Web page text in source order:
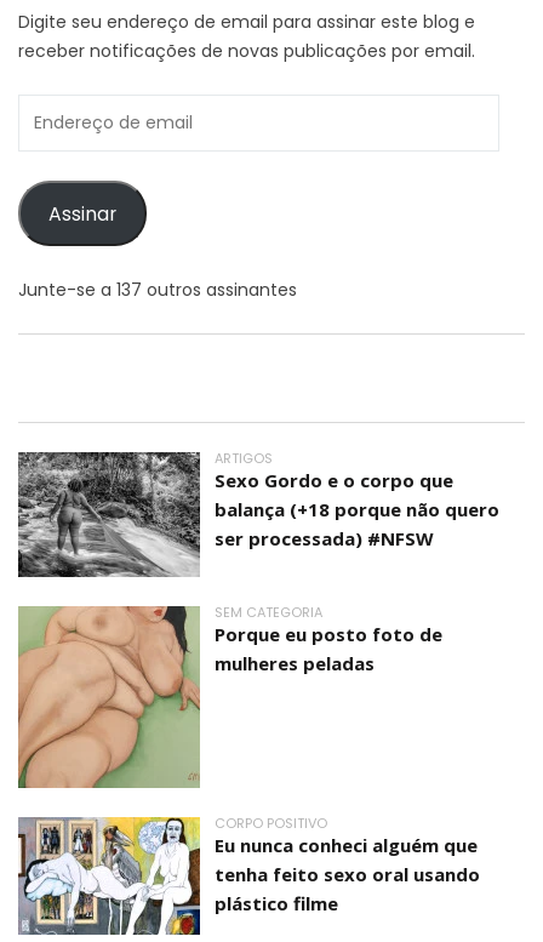
Digite seu endereço de email para assinar este blog e
receber notificações de novas publicações por email.
Assinar
Junte-se a 137 outros assinantes
ARTIGOS
Sexo Gordo e o corpo que
balança (+18 porque não quero
ser processada) #NFSW
SEM CATEGORIA
Porque eu posto foto de
mulheres peladas
CORPO POSITIVO
Eu nunca conheci alguém que
tenha feito sexo oral usando
plástico filme